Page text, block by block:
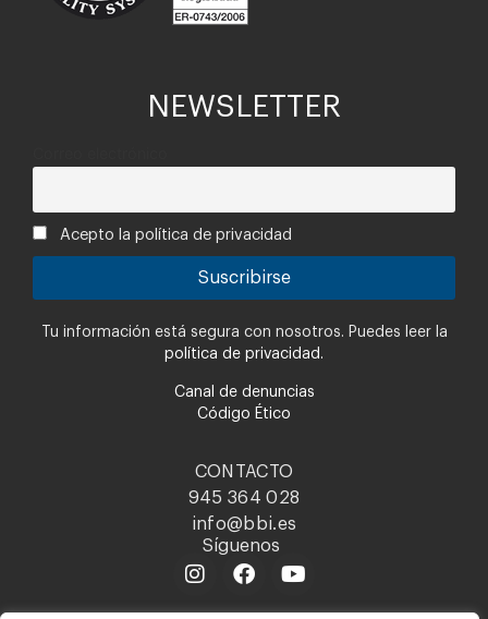
NEWSLETTER
Acepto la política de privacidad
Tu información está segura con nosotros. Puedes leer la
política de privacidad.
Canal de denuncias
Código Ético
CONTACTO
945 364 028
info@bbi.es
Síguenos